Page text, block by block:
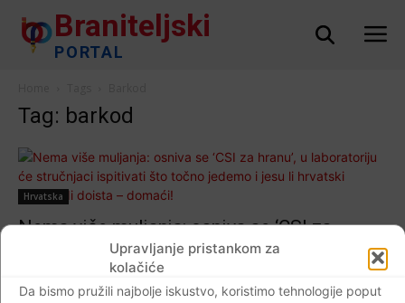
Upravljanje pristankom za
kolačiće
Da bismo pružili najbolje iskustvo, koristimo tehnologije poput
Braniteljski
PORTAL
Tag: barkod
Hrvatska
Nema više muljanja: osniva se ‘CSI za
hranu’, u laboratoriju će stručnjaci ispitivati
što točno jedemo i jesu li hrvatski proizvodi
doista – domaći!